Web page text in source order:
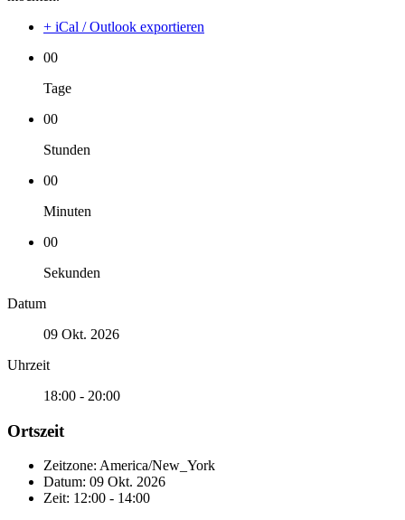
+ iCal / Outlook exportieren
00
Tage
00
Stunden
00
Minuten
00
Sekunden
Datum
09 Okt. 2026
Uhrzeit
18:00 - 20:00
Ortszeit
Zeitzone: America/New_York
Datum: 09 Okt. 2026
Zeit: 12:00 - 14:00